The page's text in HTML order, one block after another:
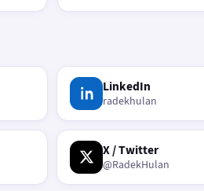
LinkedIn
radekhulan
X / Twitter
@RadekHulan